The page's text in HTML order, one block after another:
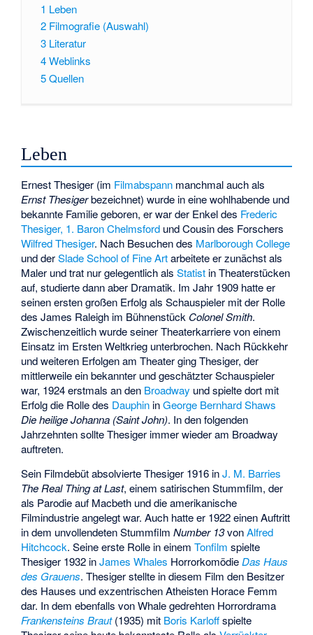
1 Leben
2 Filmografie (Auswahl)
3 Literatur
4Weblinks
5Quellen
Leben
Ernest Thesiger (im Filmabspann manchmal auch als
Ernst Thesigerbezeichnet) wurde in eine wohlhabende und
bekannte Familie geboren, er war der Enkel des Frederic
Thesiger, 1. Baron Chelmsford und Cousin des Forschers
Wilfred Thesiger. Nach Besuchen des Marlborough College
und derSlade School of Fine Artarbeitete er zunächst als
Maler und trat nur gelegentlich alsStatist in Theaterstücken
auf, studierte dann aber Dramatik. Im Jahr 1909 hatte er
seinen ersten großen Erfolg als Schauspieler mit der Rolle
des James Raleigh im Bühnenstück Colonel Smith.
Zwischenzeitlich wurde seiner Theaterkarriere von einem
Einsatz im Ersten Weltkrieg unterbrochen. Nach Rückkehr
und weiteren Erfolgen am Theater ging Thesiger, der
mittlerweile ein bekannter und geschätzter Schauspieler
war, 1924 erstmals an den Broadway und spielte dort mit
Erfolg die Rolle des Dauphin inGeorge Bernhard Shaws
Die heilige Johanna (Saint John). In den folgenden
Jahrzehnten sollte Thesiger immer wieder am Broadway
auftreten.
Sein Filmdebüt absolvierte Thesiger 1916 inJ. M. Barries
The Real Thing at Last, einem satirischen Stummfilm, der
als Parodie auf Macbeth und die amerikanische
Filmindustrie angelegt war. Auch hatte er 1922 einen Auftritt
in dem unvollendeten StummfilmNumber 13vonAlfred
Hitchcock. Seine erste Rolle in einemTonfilm spielte
Thesiger 1932 inJames Whales HorrorkomödieDas Haus
des Grauens. Thesiger stellte in diesem Film den Besitzer
des Hauses und exzentrischen Atheisten Horace Femm
dar. In dem ebenfalls von Whale gedrehten Horrordrama
Frankensteins Braut(1935) mit Boris Karloffspielte